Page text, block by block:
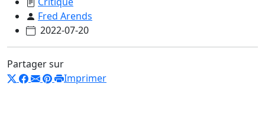
Fred Arends
2022-07-20
Partager sur
Imprimer